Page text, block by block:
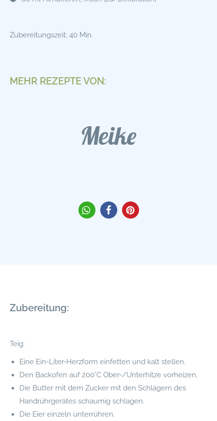
Zubereitungszeit: 40 Min.
MEHR REZEPTE VON:
Meike
Zubereitung:
Teig:
Eine Ein-Liter-Herzform einfetten und kalt stellen.
Den Backofen auf 200°C Ober-/Unterhitze vorheizen.
Die Butter mit dem Zucker mit den Schlägern des
Handrührgerätes schaumig schlagen.
Die Eier einzeln unterrühren.